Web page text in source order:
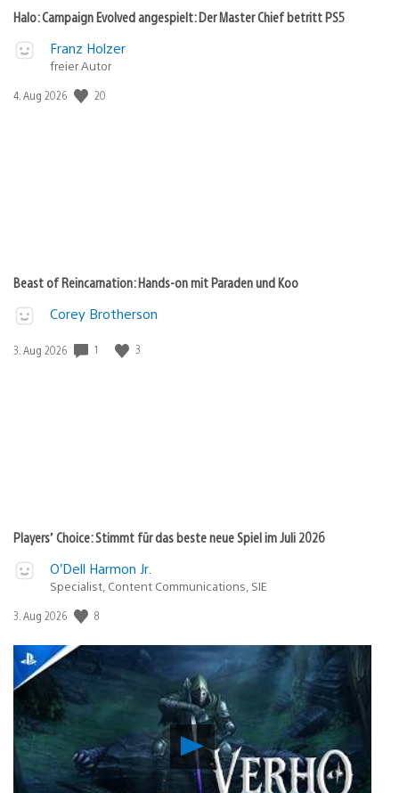
Halo: Campaign Evolved angespielt: Der Master Chief betritt PS5
Franz Holzer
freier Autor
Veröffentlichungsdatum:
4. Aug 2026 20
Beast of Reincarnation: Hands-on mit Paraden und Koo
Corey Brotherson
Veröffentlichungsdatum:
3. Aug 2026 1 3
Players’ Choice: Stimmt für das beste neue Spiel im Juli 2026
O’Dell Harmon Jr.
Specialist, Content Communications, SIE
Veröffentlichungsdatum:
3. Aug 2026 8
Verho
–
Curse
of